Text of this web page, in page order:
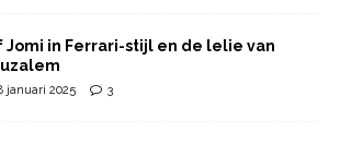
Jomi in Ferrari-stijl en de lelie van
januari 2025 3